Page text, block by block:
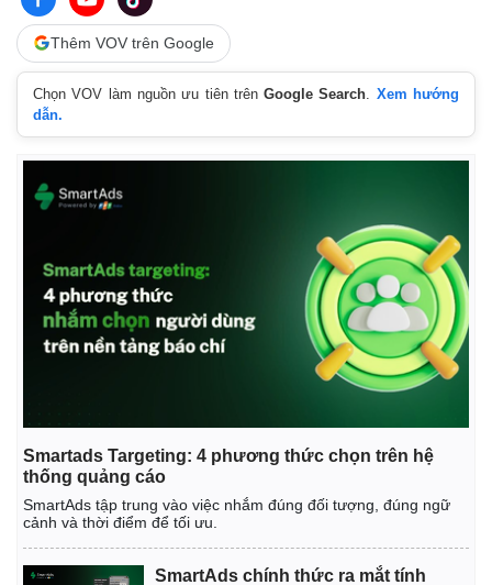
Bất động sản
Khởi nghiệp
Giá cà phê
Thêm VOV trên Google
Chọn VOV làm nguồn ưu tiên trênGoogle Search
Xem hướng
dẫn.
Smartads Targeting: 4 phương thức chọn trên hệ
thống quảng cáo
SmartAds tập trung vào việc nhắm đúng đối tượng, đúng ngữ
cảnh và thời điểm để tối ưu.
SmartAds chính thức ra mắt tính